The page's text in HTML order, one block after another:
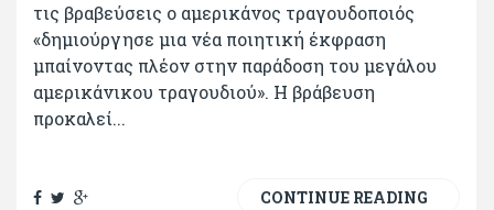
τις βραβεύσεις ο αμερικάνος τραγουδοποιός
«δημιούργησε μια νέα ποιητική έκφραση
μπαίνοντας πλέον στην παράδοση του μεγάλου
αμερικάνικου τραγουδιού». Η βράβευση
προκαλεί...
CONTINUE READING